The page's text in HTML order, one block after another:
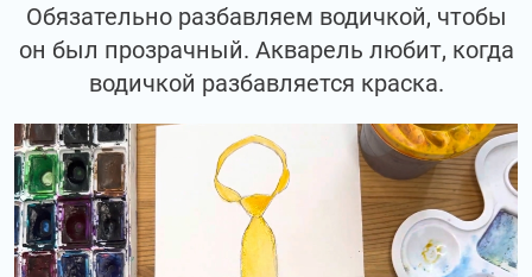
Обязательно разбавляем водичкой, чтобы
он был прозрачный. Акварель любит, когда
водичкой разбавляется краска.